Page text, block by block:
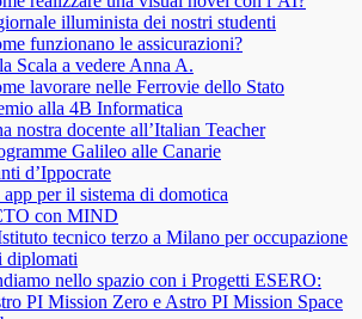
illuminista dei nostri studenti
funzionano le assicurazioni?
Scala a vedere Anna A.
lavorare nelle Ferrovie dello Stato
alla 4B Informatica
nostra docente all’Italian Teacher
Galileo alle Canarie
d’Ippocrate
per il sistema di domotica
con MIND
tecnico terzo a Milano per occupazione
diplomati
nello spazio con i Progetti ESERO:
PI Mission Zero e Astro PI Mission Space